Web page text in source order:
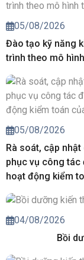
05/08/2026
Đào tạo kỹ năng
trình theo mô
05/08/2026
Rà soát, cập
phục vụ công tác
hoạt động kiểm
04/08/2026
Bồi